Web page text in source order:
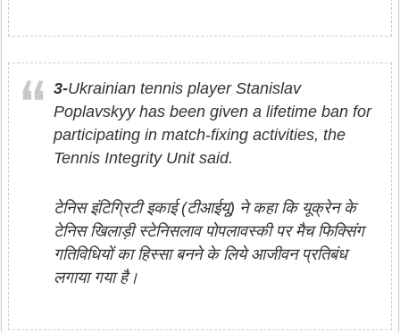
3-Ukrainian tennis player Stanislav
Poplavskyy has been given a lifetime ban for
participating in match-fixing activities, the
Tennis Integrity Unit said.
टेनिस इंटिग्रिटी इकाई (टीआईयू) ने कहा कि यूक्रेन के
टेनिस खिलाड़ी स्टेनिसलाव पोपलावस्की पर मैच फिक्सिंग
गतिविधियों का हिस्सा बनने के लिये आजीवन प्रतिबंध
लगाया गया है।